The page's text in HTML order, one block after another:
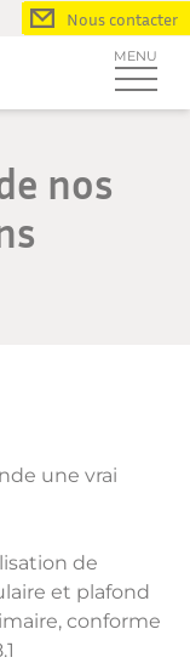
Nous contacter
MENU
nos
une vrai
de
et plafond
conforme